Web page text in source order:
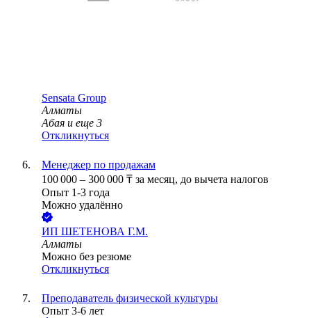
Sensata Group
Алматы
Абая и еще 3
Откликнуться
Менеджер по продажам
100 000 – 300 000 ₸ за месяц, до вычета налогов
Опыт 1-3 года
Можно удалённо
ИП ШЕТЕНОВА Г.М.
Алматы
Можно без резюме
Откликнуться
Преподаватель физической культуры
Опыт 3-6 лет